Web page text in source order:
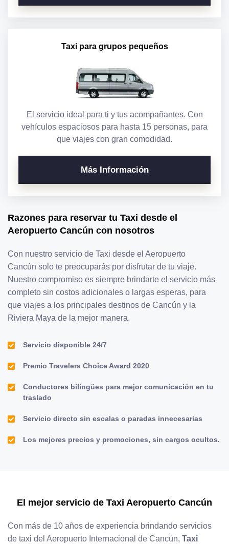
Taxi para grupos pequeños
El servicio ideal para ti y tus acompañantes. Con
vehículos espaciosos para hasta 15 personas, para
que viajes con gran comodidad.
Más Información
Razones para reservar tu Taxi desde el
Aeropuerto Cancún con nosotros
Con nuestro servicio de Taxi desde el Aeropuerto
Cancún solo te preocuparás por disfrutar de tu viaje.
Nuestro compromiso es siempre brindarte el servicio más
completo sin costos adicionales o largas esperas, para
que viajes a los principales destinos de Cancún y la
Riviera Maya de la mejor manera.
Servicio disponible 24/7
Premio Travelers Choice Award 2020
Conductores bilingües para mejor comunicación en tu
traslado
Servicio directo sin escalas o paradas innecesarias
Los mejores precios y promociones, sin cargos ocultos.
El mejor servicio de Taxi Aeropuerto Cancún
Con más de 10 años de experiencia brindando servicios
de taxi del Aeropuerto Internacional de Cancún, Taxi